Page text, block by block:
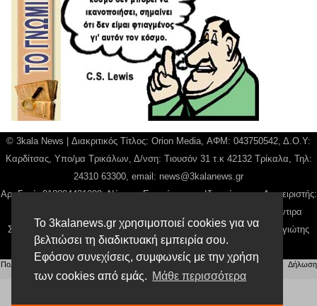
Το 3kalanews.gr χρησιμοποιεί cookies για να
βελτιώσει τη διαδικτυακή εμπειρία σου.
Εφόσον συνεχίσεις, συμφωνείς με την χρήση
των cookies από εμάς. Μάθε περισσότερα
© 3kala News | Διακριτικός Τίτλος: Orion Media, ΑΦΜ: 043750542, Δ.Ο.Υ:
Καρδίτσας, Υπο/μα Τρικάλων, Δ/νση: Τιουσόν 31 τ.κ 42132 Τρίκαλα, Τηλ:
24310 63300, email: news@3kalanews.gr
Αρ. Γεμή: 018804431000, Νόμιμος Εκπρόσωπος, Ιδιοκτήτης και Διαχειριστής:
Παναγιώτης Φιλίππου, Διευθύντρια: Γιαννουσά Βασιλική, Διευθύντιρα
Σύνταξης: Μπαλαμπάνη Βασιλική. Δικαιούχος domain name Παναγιώτης
Φιλίππου
Πολιτική απορρήτου Αίτηση Διαχείρισης Προσωπικών Δεδομένων |Όροι χρήσης
Δήλωση
Συμμόρφωσης